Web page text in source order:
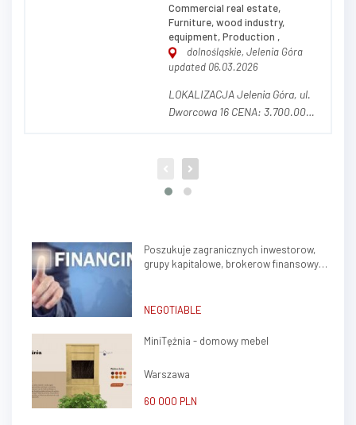
Commercial real estate,
Furniture, wood industry,
equipment, Production ,
dolnośląskie, Jelenia Góra
updated 06.03.2026
LOKALIZACJA Jelenia Góra, ul.
Dworcowa 16 CENA: 3.700.000,
NIERUCHOMOŚCI Działka o
powierzchni 14.681 m² (w tym
3.320 m² dzierżawione od
Poszukuje zagranicznych inwestorow,
grupy kapitalowe, brokerow finansowych
NEGOTIABLE
MiniTężnia - domowy mebel
Warszawa
60 000 PLN